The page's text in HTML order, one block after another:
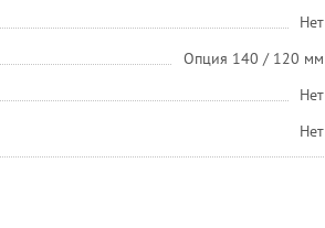
Нет
Опция 140 / 120 мм
Нет
Нет